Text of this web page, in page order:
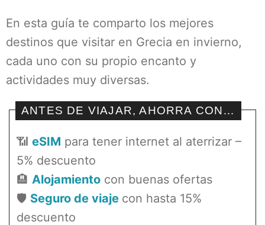
En esta guía te comparto los mejores
destinos que visitar en Grecia en invierno,
cada uno con su propio encanto y
actividades muy diversas.
ANTES DE VIAJAR, AHORRA CON…
📶 eSIM para tener internet al aterrizar –
5% descuento
🏨 Alojamiento con buenas ofertas
🛡️ Seguro de viaje con hasta 15%
descuento